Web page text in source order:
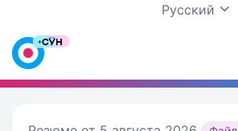
Русский